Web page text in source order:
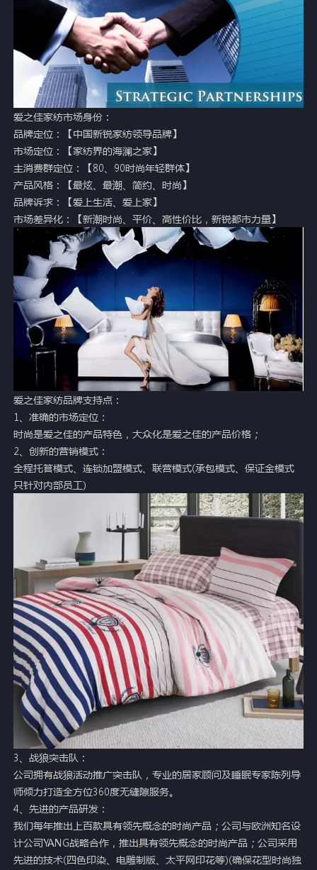
爱之佳家纺市场身份：
品牌定位：【中国新锐家纺领导品牌】
市场定位：【家纺界的海澜之家】
主消费群定位：【80、90时尚年轻群体】
产品风格：【最炫、最潮、简约、时尚】
品牌诉求：【爱上生活、爱上家】
市场差异化：【新潮时尚、平价、高性价比，新锐都市力量】
爱之佳家纺品牌支持点：
1、准确的市场定位：
时尚是爱之佳的产品特色，大众化是爱之佳的产品价格；
2、创新的营销模式：
全程托管模式、连锁加盟模式、联营模式(承包模式、保证金模式
只针对内部员工)
3、战狼突击队：
公司拥有战狼活动推广突击队，专业的居家顾问及睡眠专家陈列导
师倾力打造全方位360度无缝隙服务。
4、先进的产品研发：
我们每年推出上百款具有领先概念的时尚产品；公司与欧洲知名设
计公司YANG战略合作，推出具有领先概念的时尚产品；公司采用
先进的技术(四色印染、电雕制版、太平网印花等)(确保花型时尚独